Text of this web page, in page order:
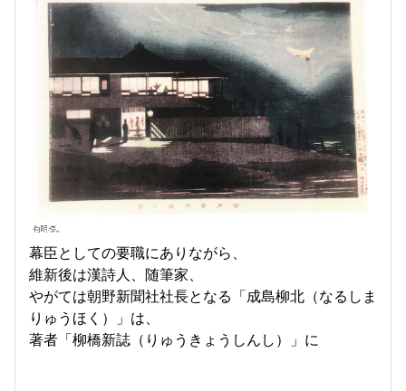
幕臣としての要職にありながら、
維新後は漢詩人、随筆家、
やがては朝野新聞社社長となる「成島柳北（なるしま
りゅうほく）」は、
著者「柳橋新誌（りゅうきょうしんし）」に